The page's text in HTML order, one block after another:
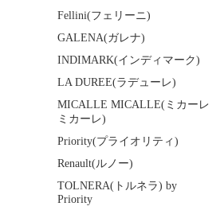
Fellini(フェリーニ)
GALENA(ガレナ)
INDIMARK(インディマーク)
LA DUREE(ラデューレ)
MICALLE MICALLE(ミカーレ
ミカーレ)
Priority(プライオリティ)
Renault(ルノー)
TOLNERA(トルネラ) by
Priority